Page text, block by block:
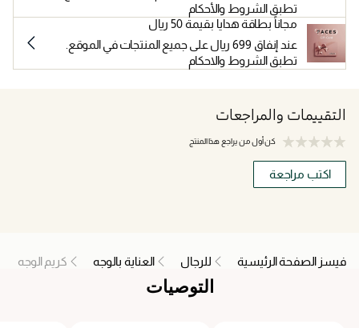
تطبق الشروط والأحكام
مجاناً بطاقة هدايا بقيمة 50 ريال
عند إنفاق 699 ريال على جميع المنتجات في الموقع.
تطبق الشروط والاحكام
التقييمات والمراجعات
كن أول من يراجع هذا المنتج
اكتب مراجعة
فيسز الصفحة الرئيسية للرجال العناية بالوجه كريم الوجه
التوصيات